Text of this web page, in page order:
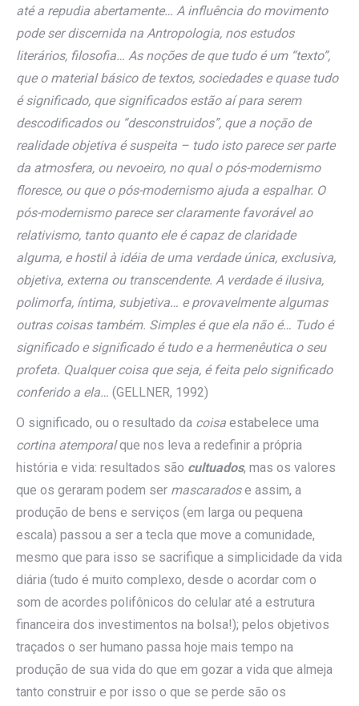
até a repudia abertamente… A influência do movimento
pode ser discernida na Antropologia, nos estudos
literários, filosofia… As noções de que tudo é um “texto”,
que o material básico de textos, sociedades e quase tudo
é significado, que significados estão aí para serem
descodificados ou “desconstruidos”, que a noção de
realidade objetiva é suspeita – tudo isto parece ser parte
da atmosfera, ou nevoeiro, no qual o pós-modernismo
floresce, ou que o pós-modernismo ajuda a espalhar. O
pós-modernismo parece ser claramente favorável ao
relativismo, tanto quanto ele é capaz de claridade
alguma, e hostil à idéia de uma verdade única, exclusiva,
objetiva, externa ou transcendente. A verdade é ilusiva,
polimorfa, íntima, subjetiva… e provavelmente algumas
outras coisas também. Simples é que ela não é… Tudo é
significado e significado é tudo e a hermenêutica o seu
profeta. Qualquer coisa que seja, é feita pelo significado
conferido a ela… (GELLNER, 1992)
O significado, ou o resultado da coisa estabelece uma
cortina atemporalque nos leva a redefinir a própria
história e vida: resultados são cultuados, mas os valores
que os geraram podem ser mascaradose assim, a
produção de bens e serviços (em larga ou pequena
escala) passou a ser a tecla que move a comunidade,
mesmo que para isso se sacrifique a simplicidade da vida
diária (tudo é muito complexo, desde o acordar com o
som de acordes polifônicos do celular até a estrutura
financeira dos investimentos na bolsa!); pelos objetivos
traçados o ser humano passa hoje mais tempo na
produção de sua vida do que em gozar a vida que almeja
tanto construir e por isso o que se perde são os